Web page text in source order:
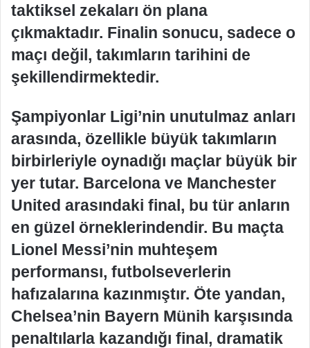
taktiksel zekaları ön plana
çıkmaktadır. Finalin sonucu, sadece o
maçı değil, takımların tarihini de
şekillendirmektedir.
Şampiyonlar Ligi’nin unutulmaz anları
arasında, özellikle büyük takımların
birbirleriyle oynadığı maçlar büyük bir
yer tutar. Barcelona ve Manchester
United arasındaki final, bu tür anların
en güzel örneklerindendir. Bu maçta
Lionel Messi’nin muhteşem
performansı, futbolseverlerin
hafızalarına kazınmıştır. Öte yandan,
Chelsea’nin Bayern Münih karşısında
penaltılarla kazandığı final, dramatik